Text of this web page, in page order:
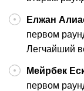
Елжан
первом
Легчайший
Мейрбек
первом